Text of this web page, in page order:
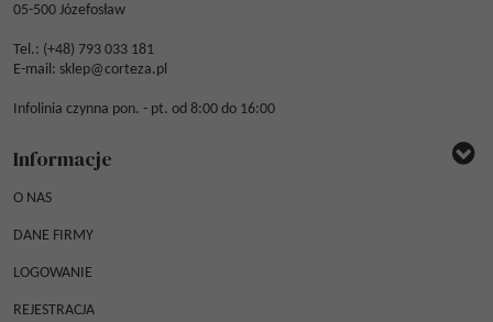
05-500 Józefosław
Tel.: (+48) 793 033 181
E-mail: sklep@corteza.pl
Infolinia czynna pon. - pt. od 8:00 do 16:00
Informacje
O NAS
DANE FIRMY
LOGOWANIE
REJESTRACJA